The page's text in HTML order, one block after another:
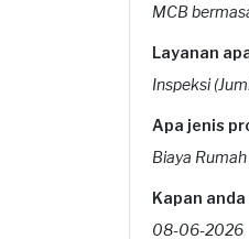
MCB
Layanan
Inspeksi
Apa jenis
Biaya Rumah
Kapan
08-06-2026